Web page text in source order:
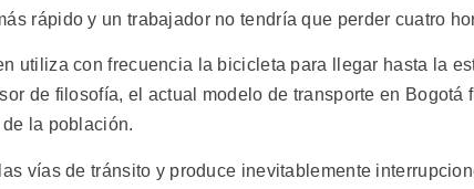
rápido y un trabajador no tendría que perder cuatro
utiliza con frecuencia la bicicleta para llegar hasta la
de filosofía, el actual modelo de transporte en Bogotá
la población.
vías de tránsito y produce inevitablemente